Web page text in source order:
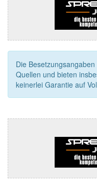
Die
Quellen und bieten
keinerlei Garantie auf